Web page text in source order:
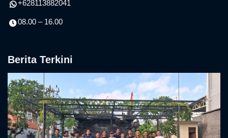
+628113882041
08.00 – 16.00
Berita Terkini